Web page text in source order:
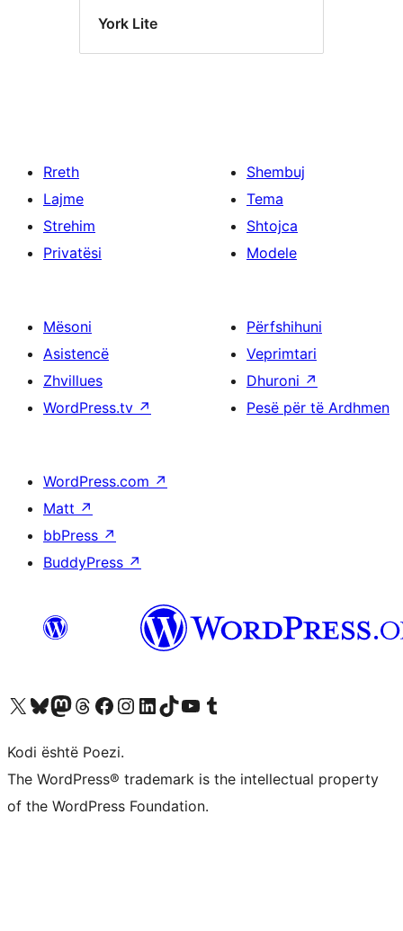
York Lite
Rreth
Lajme
Strehim
Privatësi
Shembuj
Tema
Shtojca
Modele
Mësoni
Asistencë
Zhvillues
WordPress.tv ↗
Përfshihuni
Veprimtari
Dhuroni ↗
Pesë për të Ardhmen
WordPress.com ↗
Matt ↗
bbPress ↗
BuddyPress ↗
Vizitoni llogarinë tonë X (ish Twitter)
Vizitoni llogarinë tonë Bluesky
Vizitoni llogarinë tonë Mastodon
Vizitoni llogarinë tonë Threads
Vizitoni faqen tonë në Facebook
Vizitoni llogarinë tonë Instagram
Vizitoni llogarinë tonë LinkedIn
Vizitoni llogarinë tonë TikTok
Vizitoni kanalin tonë YouTube
Vizitoni llogarinë tonë Tumblr
Kodi është Poezi.
The WordPress® trademark is the intellectual property
of the WordPress Foundation.